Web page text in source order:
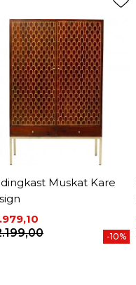
Muskat Kare
prijs
-10%